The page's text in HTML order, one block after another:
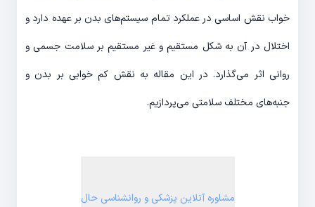
خواب نقش اساسی در عملکرد تمام سیستم‌های بدن بر عهده دارد و
اختلال در آن به شکل مستقیم و غیر مستقیم بر سلامت جسمی و
روانی اثر می‌گذارد. در این مقاله به نقش کم خوابی بر بدن و
جنبه‌های مختلف سلامتی می‌پردازیم.
مشاوره آنلاین پزشکی و روانشناسی حال